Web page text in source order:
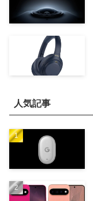
人気記事